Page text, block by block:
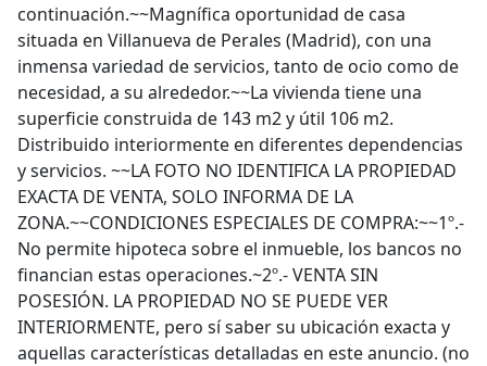
continuación.~~Magnífica oportunidad de casa
situada en Villanueva de Perales (Madrid), con una
inmensa variedad de servicios, tanto de ocio como de
necesidad, a su alrededor.~~La vivienda tiene una
superficie construida de 143 m2 y útil 106 m2.
Distribuido interiormente en diferentes dependencias
y servicios. ~~LA FOTO NO IDENTIFICA LA PROPIEDAD
EXACTA DE VENTA, SOLO INFORMA DE LA
ZONA.~~CONDICIONES ESPECIALES DE COMPRA:~~1º.-
No permite hipoteca sobre el inmueble, los bancos no
financian estas operaciones.~2º.- VENTA SIN
POSESIÓN. LA PROPIEDAD NO SE PUEDE VER
INTERIORMENTE, pero sí saber su ubicación exacta y
aquellas características detalladas en este anuncio. (no